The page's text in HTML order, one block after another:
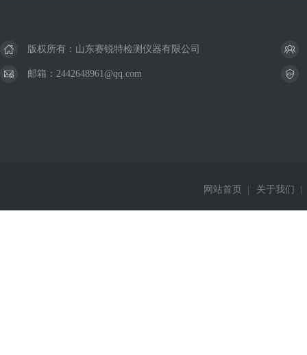
版权所有：山东赛锐特检测仪器有限公司
邮箱：2442648961@qq.com
网站首页 关于我们